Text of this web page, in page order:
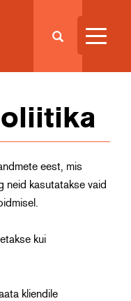
eest, mis
neid kasutatakse vaid
kui
kliendile